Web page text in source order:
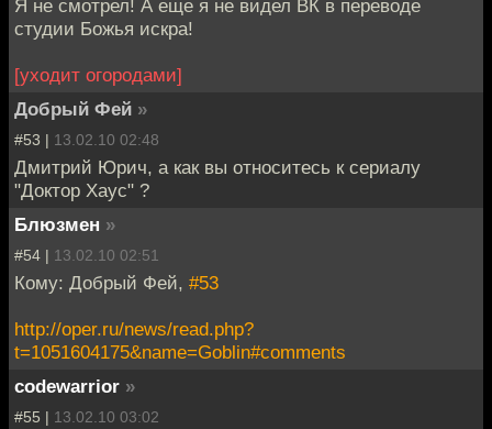
Я не смотрел! А еще я не видел ВК в переводе
студии Божья искра!
[уходит огородами]
Добрый Фей »
#53 | 13.02.10 02:48
Дмитрий Юрич, а как вы относитесь к сериалу
"Доктор Хаус" ?
Блюзмен »
#54 | 13.02.10 02:51
Кому: Добрый Фей, #53
http://oper.ru/news/read.php?
t=1051604175&name=Goblin#comments
codewarrior »
#55 | 13.02.10 03:02